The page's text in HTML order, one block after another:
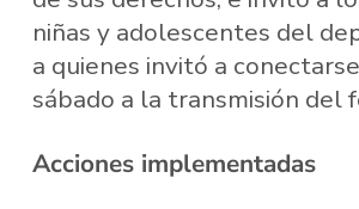
niñas y adolescentes del
a quienes invitó a
sábado a la transmisión del
Acciones implementadas